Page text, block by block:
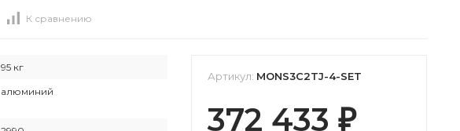
К сравнению
95 кг
алюминий
Артикул: MONS3C2TJ-4-SET
372 433 ₽